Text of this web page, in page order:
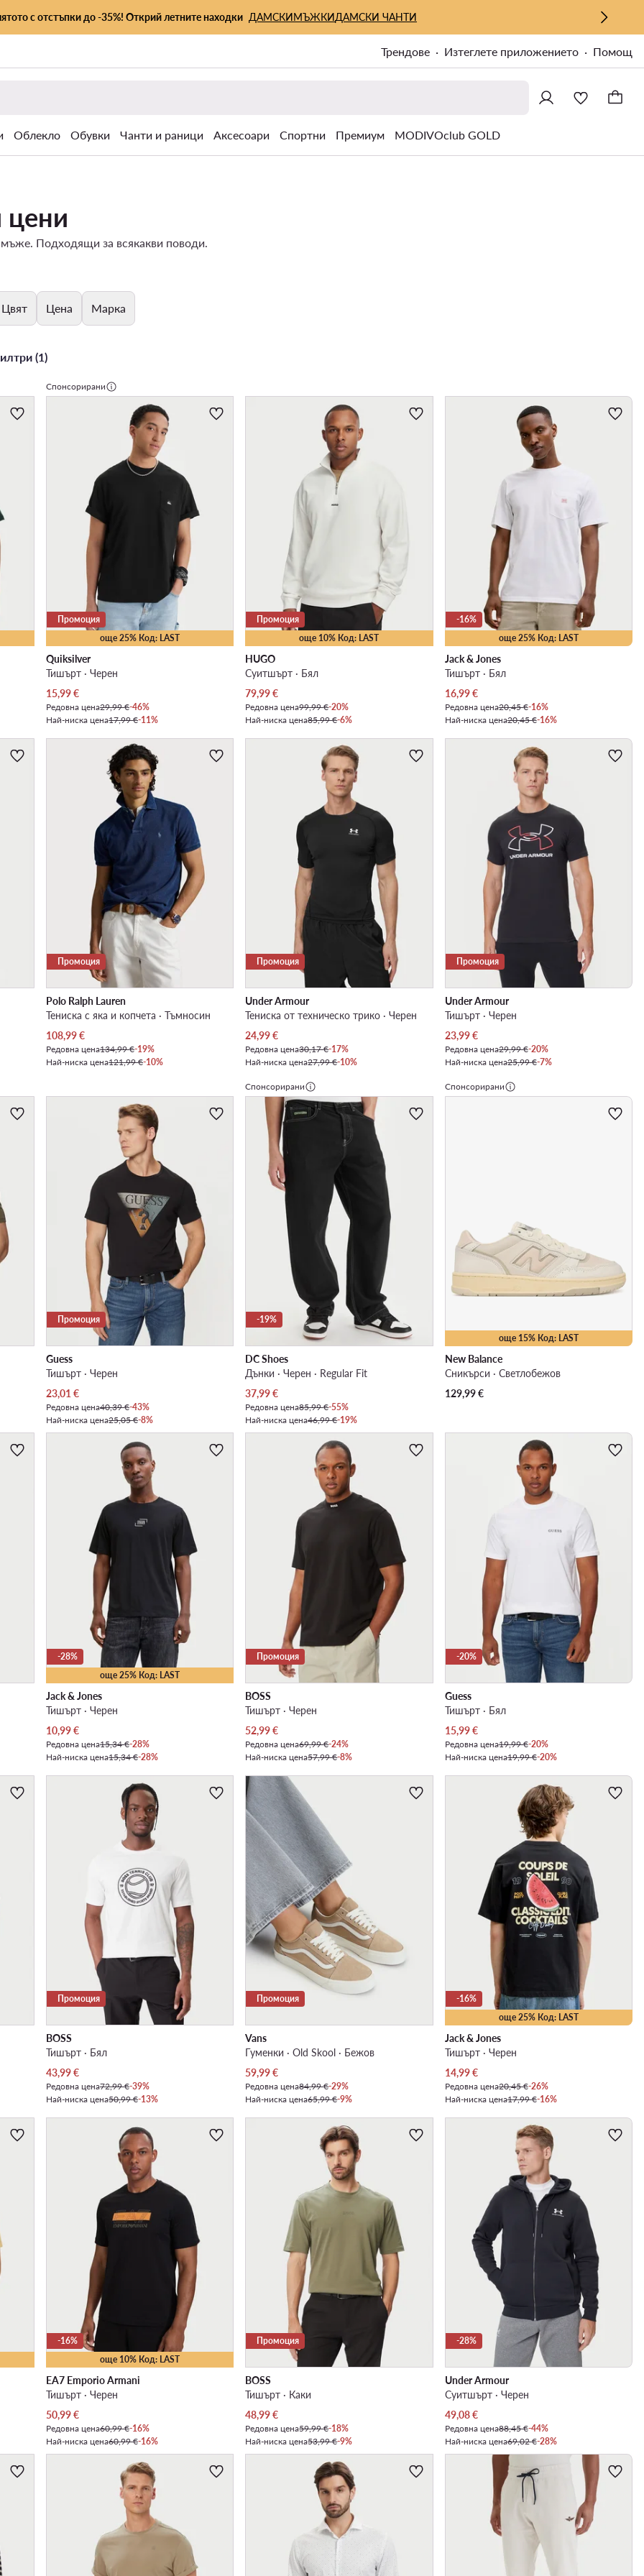
с отстъпки до -35%! Открий летните находки ДАМСКИМЪЖКИДАМСКИ ЧАНТИ
Трендове Изтеглете приложението Помощ
Облекло Обувки Чанти и раници Аксесоари Спортни Премиум MODIVOclub GOLD
Подходящи за всякакви поводи.
Цвят Цена Марка
(1)
Спонсорирани
още 25% Код: LAST
Промоция
Quiksilver
Тишърт · Черен
Актуална цена
15,99€
Редовна цена29,99 €-46%
Най-ниска цена17,99 €-11%
още 10% Код: LAST
Промоция
HUGO
Суитшърт · Бял
Актуална цена
79,99€
Редовна цена99,99 €-20%
Най-ниска цена85,99 €-6%
още 25% Код: LAST
-16%
Jack & Jones
Тишърт · Бял
Актуална цена
16,99€
Редовна цена20,45 €-16%
Най-ниска цена20,45 €-16%
Промоция
Polo Ralph Lauren
Тениска с яка и копчета · Тъмносин
Актуална цена
108,99€
Редовна цена134,99 €-19%
Най-ниска цена121,99 €-10%
Промоция
Under Armour
Тениска от техническо трико · Черен
Актуална цена
24,99€
Редовна цена30,17 €-17%
Най-ниска цена27,99 €-10%
Промоция
Under Armour
Тишърт · Черен
Актуална цена
23,99€
Редовна цена29,99 €-20%
Най-ниска цена25,99 €-7%
Промоция
Guess
Тишърт · Черен
Актуална цена
23,01 €
Редовна цена40,39 €-43%
Най-ниска цена25,05 €-8%
Спонсорирани
-19%
DC Shoes
Дънки · Черен · Regular Fit
Актуална цена
37,99€
Редовна цена85,99 €-55%
Най-ниска цена46,99 €-19%
Спонсорирани
още 15% Код: LAST
New Balance
Сникърси · Светлобежов
129,99€
още 25% Код: LAST
-28%
Jack & Jones
Тишърт · Черен
Актуална цена
10,99€
Редовна цена15,34 €-28%
Най-ниска цена15,34 €-28%
Промоция
BOSS
Тишърт · Черен
Актуална цена
52,99€
Редовна цена69,99 €-24%
Най-ниска цена57,99 €-8%
-20%
Guess
Тишърт · Бял
Актуална цена
15,99€
Редовна цена19,99 €-20%
Най-ниска цена19,99 €-20%
Промоция
BOSS
Тишърт · Бял
Актуална цена
43,99€
Редовна цена72,99 €-39%
Най-ниска цена50,99 €-13%
Промоция
Vans
Гуменки · Old Skool · Бежов
Актуална цена
59,99€
Редовна цена84,99 €-29%
Най-ниска цена65,99 €-9%
още 25% Код: LAST
-16%
Jack & Jones
Тишърт · Черен
Актуална цена
14,99€
Редовна цена20,45 €-26%
Най-ниска цена17,99 €-16%
още 10% Код: LAST
-16%
EA7 Emporio Armani
Тишърт · Черен
Актуална цена
50,99€
Редовна цена60,99 €-16%
Най-ниска цена60,99 €-16%
Промоция
BOSS
Тишърт · Каки
Актуална цена
48,99€
Редовна цена59,99 €-18%
Най-ниска цена53,99 €-9%
-28%
Under Armour
Суитшърт · Черен
Актуална цена
49,08€
Редовна цена88,45 €-44%
Най-ниска цена69,02 €-28%